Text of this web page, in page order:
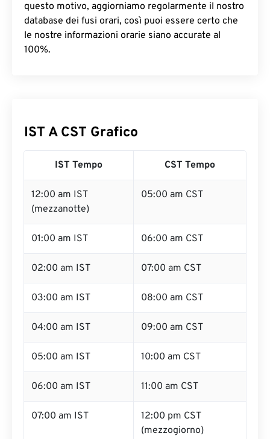
questo motivo, aggiorniamo regolarmente il nostro
database dei fusi orari, così puoi essere certo che
le nostre informazioni orarie siano accurate al
100%.
IST A CST Grafico
IST Tempo CST Tempo
12:00 am IST
(mezzanotte)
05:00 am CST
01:00 am IST 06:00 am CST
02:00 am IST 07:00 am CST
03:00 am IST 08:00 am CST
04:00 am IST 09:00 am CST
05:00 am IST 10:00 am CST
06:00 am IST 11:00 am CST
07:00 am IST
12:00 pm CST
(mezzogiorno)